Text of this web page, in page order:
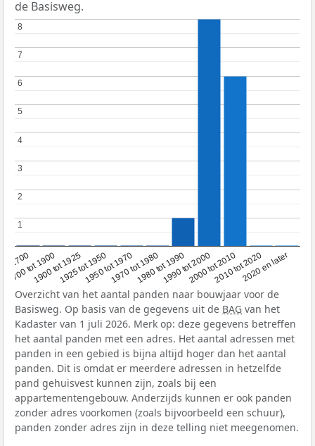
de Basisweg.
1700
1700 tot 1900
1900 tot 19251925 tot 19501950 tot 19701970 tot 19801980 tot 19901990 tot 20002000 tot 20102010 tot 20202020 en later
1
1
2
2
3
3
4
4
5
5
6
6
7
7
8
8
Overzicht van het aantal panden naar bouwjaar voor de
Basisweg. Op basis van de gegevens uit de BAG van het
Kadaster van 1 juli 2026. Merk op: deze gegevens betreffen
het aantal panden met een adres. Het aantal adressen met
panden in een gebied is bijna altijd hoger dan het aantal
panden. Dit is omdat er meerdere adressen in hetzelfde
pand gehuisvest kunnen zijn, zoals bij een
appartementengebouw. Anderzijds kunnen er ook panden
zonder adres voorkomen (zoals bijvoorbeeld een schuur),
panden zonder adres zijn in deze telling niet meegenomen.